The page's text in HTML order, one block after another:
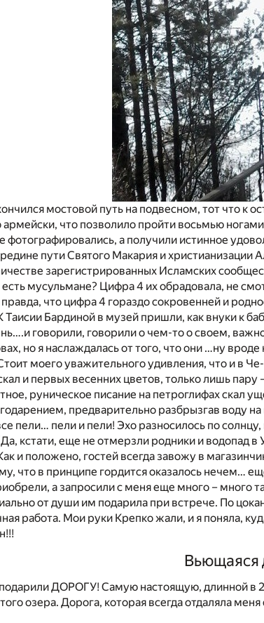
мостовой путь на подвесном, тот что к
армейски, что позволило пройти восьмью
фотографировались, а получили истинное
пути Святого Макария и христианизации
зарегистрированных Исламских
есть мусульмане? Цифра 4 их обрадовала, не
что цифра 4 гораздо сокровенней и
Таисии Бардиной в музей пришли, как внуки к
говорили, говорили о чем-то о своем,
но я наслаждалась от того, что они …ну вроде
моего уважительного удивления, что и в
и первых весенних цветов, только лишь
руническое писание на петроглифах скал
предварительно разбрызгав воду
пели… пели и пели! Эхо разносилось по
кстати, еще не отмерзли родники и водопад
и положено, гостей всегда завожу в
что в принципе гордится оказалось нечем…
а запросили с меня еще много – много
от души им подарила при встрече. По
работа. Мои руки Крепко жали, и я поняла,
Вьющаяся
ДОРОГУ! Самую настоящую, длинной в
озера. Дорога, которая всегда отдаляла